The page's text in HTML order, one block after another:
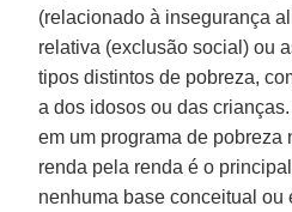
(relacionado à insegurança
relativa (exclusão social) ou
tipos distintos de pobreza,
a dos idosos ou das
em um programa de pobreza
renda pela renda é o
nenhuma base conceitual ou